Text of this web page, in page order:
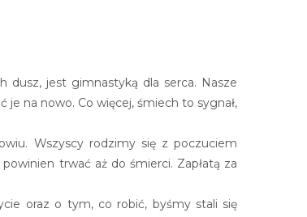
dusz, jest gimnastyką dla serca. Nasze
na nowo. Co więcej, śmiech to sygnał,
Wszyscy rodzimy się z poczuciem
trwać aż do śmierci. Zapłatą za
oraz o tym, co robić, byśmy stali się